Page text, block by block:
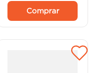
Comprar